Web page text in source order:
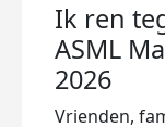
Ik ren
ASML
2026
Vrienden,